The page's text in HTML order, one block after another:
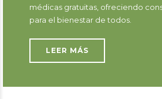
médicas gratuitas, ofreciendo
para el bienestar de todos.
LEER MÁS